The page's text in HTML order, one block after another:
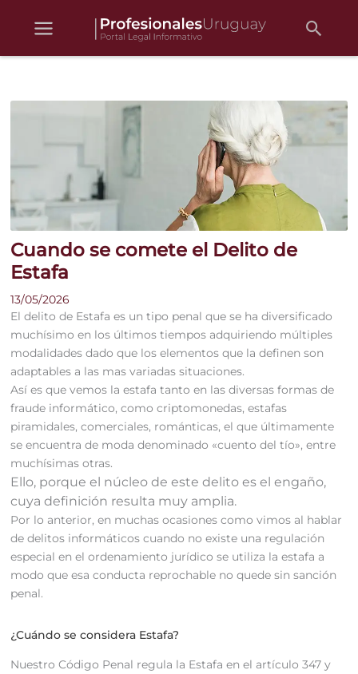
contenido
Cuando se comete el Delito de
Estafa
13/05/2026
El delito de Estafa es un tipo penal que se ha diversificado
muchísimo en los últimos tiempos adquiriendo múltiples
modalidades dado que los elementos que la definen son
adaptables a las mas variadas situaciones.
Así es que vemos la estafa tanto en las diversas formas de
fraude informático, como criptomonedas, estafas
piramidales, comerciales, románticas, el que últimamente
se encuentra de moda denominado «cuento del tío», entre
muchísimas otras.
Ello, porque el núcleo de este delito es el engaño,
cuya definición resulta muy amplia.
Por lo anterior, en muchas ocasiones como vimos al hablar
de delitos informáticos cuando no existe una regulación
especial en el ordenamiento jurídico se utiliza la estafa a
modo que esa conducta reprochable no quede sin sanción
penal.
¿Cuándo se considera Estafa?
Nuestro Código Penal regula la Estafa en el artículo 347 y